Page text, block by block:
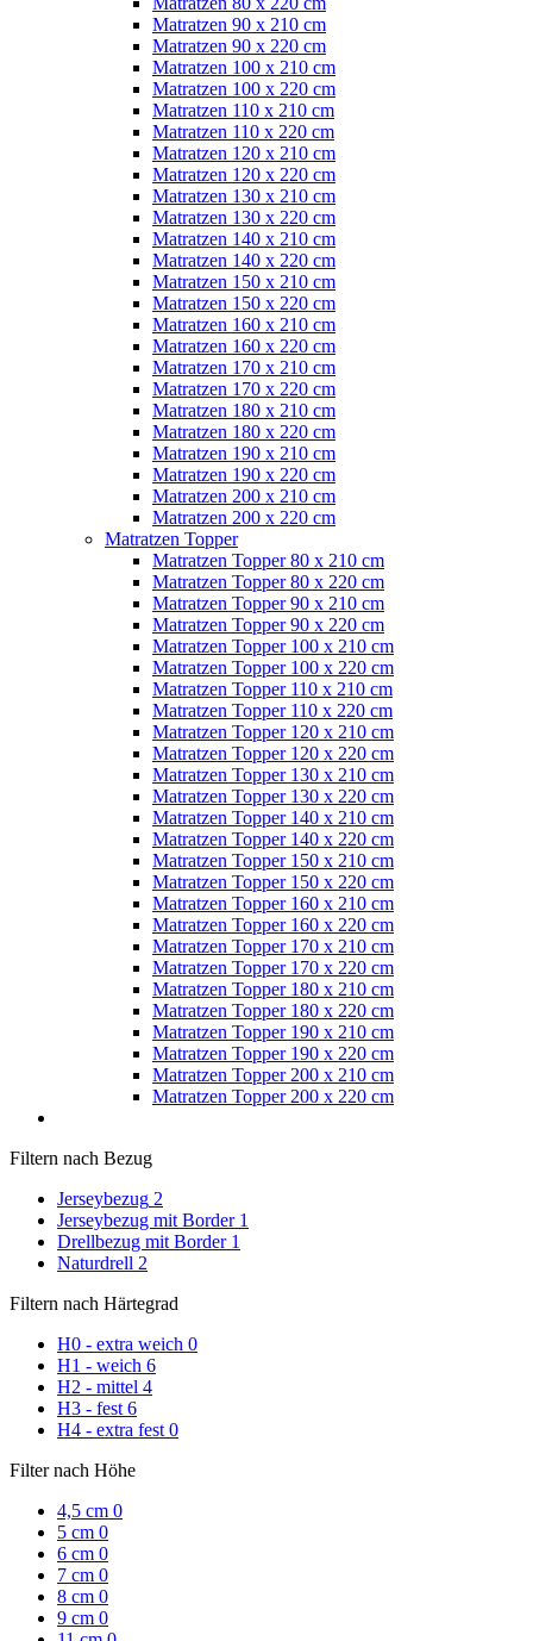
Matratzen 90 x 210 cm
Matratzen 90 x 220 cm
Matratzen 100 x 210 cm
Matratzen 100 x 220 cm
Matratzen 110 x 210 cm
Matratzen 110 x 220 cm
Matratzen 120 x 210 cm
Matratzen 120 x 220 cm
Matratzen 130 x 210 cm
Matratzen 130 x 220 cm
Matratzen 140 x 210 cm
Matratzen 140 x 220 cm
Matratzen 150 x 210 cm
Matratzen 150 x 220 cm
Matratzen 160 x 210 cm
Matratzen 160 x 220 cm
Matratzen 170 x 210 cm
Matratzen 170 x 220 cm
Matratzen 180 x 210 cm
Matratzen 180 x 220 cm
Matratzen 190 x 210 cm
Matratzen 190 x 220 cm
Matratzen 200 x 210 cm
Matratzen 200 x 220 cm
Matratzen Topper
Matratzen Topper 80 x 210 cm
Matratzen Topper 80 x 220 cm
Matratzen Topper 90 x 210 cm
Matratzen Topper 90 x 220 cm
Matratzen Topper 100 x 210 cm
Matratzen Topper 100 x 220 cm
Matratzen Topper 110 x 210 cm
Matratzen Topper 110 x 220 cm
Matratzen Topper 120 x 210 cm
Matratzen Topper 120 x 220 cm
Matratzen Topper 130 x 210 cm
Matratzen Topper 130 x 220 cm
Matratzen Topper 140 x 210 cm
Matratzen Topper 140 x 220 cm
Matratzen Topper 150 x 210 cm
Matratzen Topper 150 x 220 cm
Matratzen Topper 160 x 210 cm
Matratzen Topper 160 x 220 cm
Matratzen Topper 170 x 210 cm
Matratzen Topper 170 x 220 cm
Matratzen Topper 180 x 210 cm
Matratzen Topper 180 x 220 cm
Matratzen Topper 190 x 210 cm
Matratzen Topper 190 x 220 cm
Matratzen Topper 200 x 210 cm
Matratzen Topper 200 x 220 cm
Filtern nach Bezug
Jerseybezug 2
Jerseybezug mit Border 1
Drellbezug mit Border 1
Naturdrell 2
Filtern nach Härtegrad
H0 - extra weich 0
H1 - weich 6
H2 - mittel 4
H3 - fest 6
H4 - extra fest 0
Filter nach Höhe
4,5 cm 0
5 cm 0
6 cm 0
7 cm 0
8 cm 0
9 cm 0